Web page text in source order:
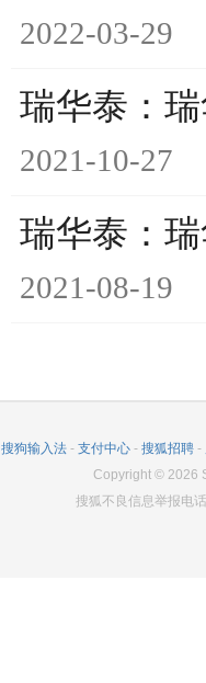
2022-03-29
瑞华泰：
2021-10-27
瑞华泰：
2021-08-19
搜狗输入法 - 支付中心 - 搜狐招聘 -
Copyright © 2026
搜狐不良信息举报电